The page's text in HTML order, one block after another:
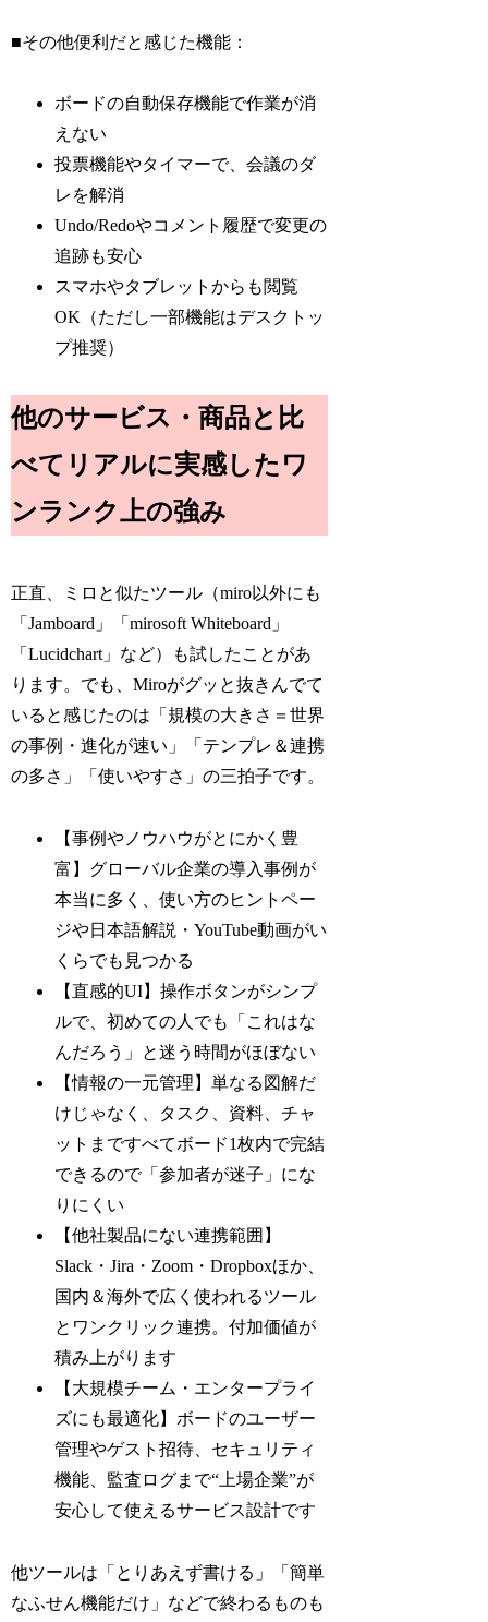
■その他便利だと感じた機能：
ボードの自動保存機能で作業が消
えない
投票機能やタイマーで、会議のダ
レを解消
Undo/Redoやコメント履歴で変更の
追跡も安心
スマホやタブレットからも閲覧
OK（ただし一部機能はデスクトッ
プ推奨）
他のサービス・商品と比
べてリアルに実感したワ
ンランク上の強み
正直、ミロと似たツール（miro以外にも
「Jamboard」「mirosoft Whiteboard」
「Lucidchart」など）も試したことがあ
ります。でも、Miroがグッと抜きんでて
いると感じたのは「規模の大きさ＝世界
の事例・進化が速い」「テンプレ＆連携
の多さ」「使いやすさ」の三拍子です。
【事例やノウハウがとにかく豊
富】グローバル企業の導入事例が
本当に多く、使い方のヒントペー
ジや日本語解説・YouTube動画がい
くらでも見つかる
【直感的UI】操作ボタンがシンプ
ルで、初めての人でも「これはな
んだろう」と迷う時間がほぼない
【情報の一元管理】単なる図解だ
けじゃなく、タスク、資料、チャ
ットまですべてボード1枚内で完結
できるので「参加者が迷子」にな
りにくい
【他社製品にない連携範囲】
Slack・Jira・Zoom・Dropboxほか、
国内＆海外で広く使われるツール
とワンクリック連携。付加価値が
積み上がります
【大規模チーム・エンタープライ
ズにも最適化】ボードのユーザー
管理やゲスト招待、セキュリティ
機能、監査ログまで“上場企業”が
安心して使えるサービス設計です
他ツールは「とりあえず書ける」「簡単
なふせん機能だけ」などで終わるものも